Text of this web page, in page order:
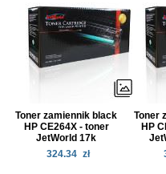
Toner zamiennik black
HP CE264X - toner
JetWorld 17k
324.34 zł
Toner
HP